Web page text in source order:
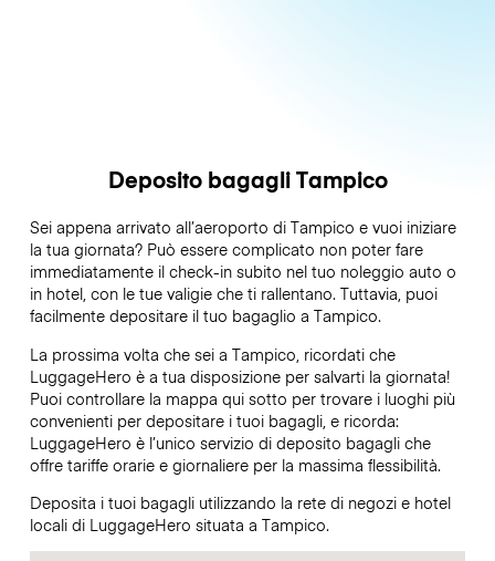
Deposito bagagli Tampico
Sei appena arrivato all’aeroporto di Tampico e vuoi iniziare
la tua giornata? Può essere complicato non poter fare
immediatamente il check-in subito nel tuo noleggio auto o
in hotel, con le tue valigie che ti rallentano. Tuttavia, puoi
facilmente depositare il tuo bagaglio a Tampico.
La prossima volta che sei a Tampico, ricordati che
LuggageHero è a tua disposizione per salvarti la giornata!
Puoi controllare la mappa qui sotto per trovare i luoghi più
convenienti per depositare i tuoi bagagli, e ricorda:
LuggageHero è l’unico servizio di deposito bagagli che
offre tariffe orarie e giornaliere per la massima flessibilità.
Deposita i tuoi bagagli utilizzando la rete di negozi e hotel
locali di LuggageHero situata a Tampico.